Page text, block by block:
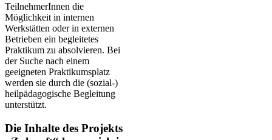
TeilnehmerInnen die
Möglichkeit in internen
Werkstätten oder in externen
Betrieben ein begleitetes
Praktikum zu absolvieren. Bei
der Suche nach einem
geeigneten Praktikumsplatz
werden sie durch die (sozial-)
heilpädagogische Begleitung
unterstützt.
Die Inhalte des Projekts